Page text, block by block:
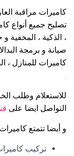
كاميرات مراقبة
تصليح جميع أنواع
، الذكية ، المخفية
صيانة و برمجة
كاميرات للمنازل ،
.
للاستعلام وطلب
التواصل ايضا على
و أيضا تتمتع
تركيب